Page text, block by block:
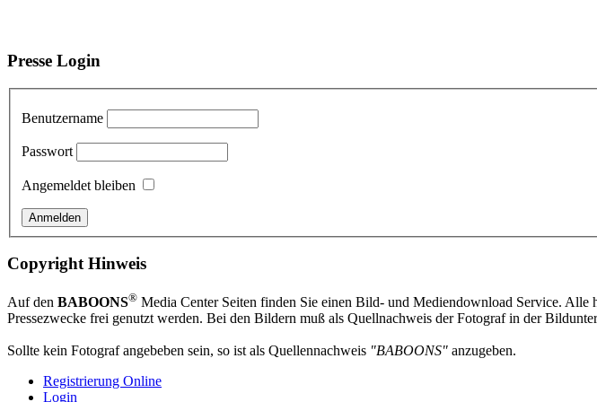
Presse Login
Benutzername
Passwort
Angemeldet bleiben
Copyright Hinweis
Auf den BABOONS® Media Center Seiten finden Sie einen Bild- und Mediendownload Service.
Pressezwecke frei genutzt werden. Bei den Bildern muß als Quellnachweis der Fotograf in der
Sollte kein Fotograf angebeben sein, so ist als Quellennachweis "BABOONS" anzugeben.
Registrierung Online
Login